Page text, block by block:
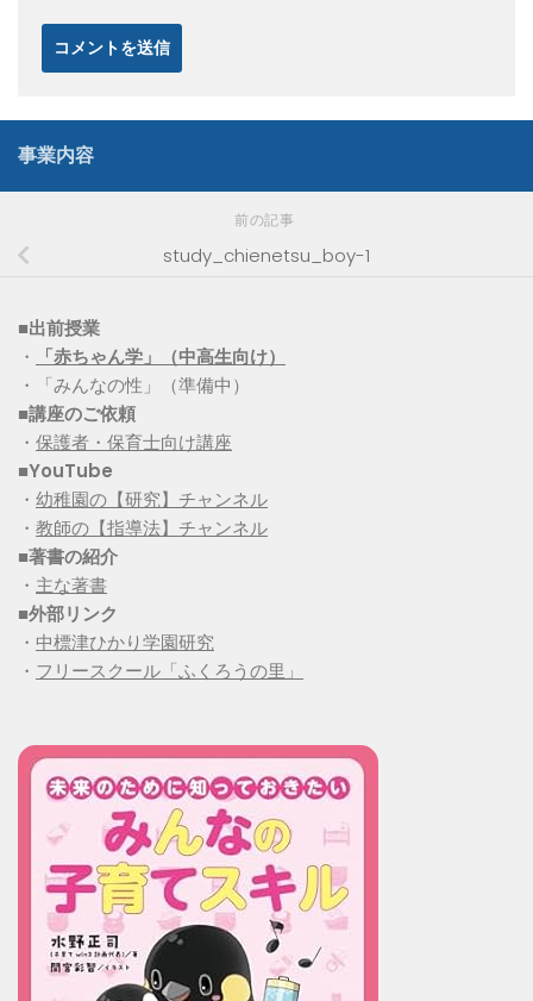
事業内容
前の記事
study_chienetsu_boy-1
■出前授業
・
「赤ちゃん学」（中高生向け）
・「みんなの性」（準備中）
■講座のご依頼
・ 保護者・保育士向け講座
■YouTube
・ 幼稚園の【研究】チャンネル
・ 教師の【指導法】チャンネル
■著書の紹介
・ 主な著書
■外部リンク
・ 中標津ひかり学園研究
・ フリースクール「ふくろうの里」